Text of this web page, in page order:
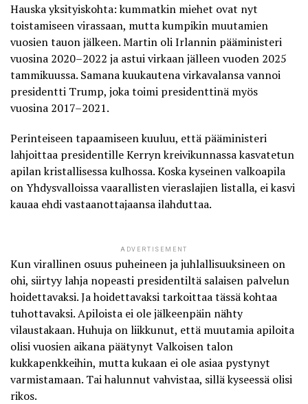
Hauska yksityiskohta: kummatkin miehet ovat nyt
toistamiseen virassaan, mutta kumpikin muutamien
vuosien tauon jälkeen. Martin oli Irlannin pääministeri
vuosina 2020–2022 ja astui virkaan jälleen vuoden 2025
tammikuussa. Samana kuukautena virkavalansa vannoi
presidentti Trump, joka toimi presidenttinä myös
vuosina 2017–2021.
Perinteiseen tapaamiseen kuuluu, että pääministeri
lahjoittaa presidentille Kerryn kreivikunnassa kasvatetun
apilan kristallisessa kulhossa. Koska kyseinen valkoapila
on Yhdysvalloissa vaarallisten vieraslajien listalla, ei kasvi
kauaa ehdi vastaanottajaansa ilahduttaa.
ADVERTISEMENT
Kun virallinen osuus puheineen ja juhlallisuuksineen on
ohi, siirtyy lahja nopeasti presidentiltä salaisen palvelun
hoidettavaksi. Ja hoidettavaksi tarkoittaa tässä kohtaa
tuhottavaksi. Apiloista ei ole jälkeenpäin nähty
vilaustakaan. Huhuja on liikkunut, että muutamia apiloita
olisi vuosien aikana päätynyt Valkoisen talon
kukkapenkkeihin, mutta kukaan ei ole asiaa pystynyt
varmistamaan. Tai halunnut vahvistaa, sillä kyseessä olisi
rikos.